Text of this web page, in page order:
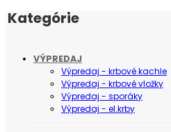
Kategórie
VÝPREDAJ
Výpredaj - krbové kachle
Výpredaj - krbové vložky
Výpredaj - sporáky
Výpredaj - el.krby